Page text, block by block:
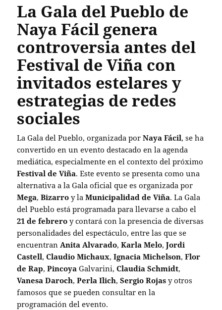
La Gala del Pueblo de
Naya Fácil genera
controversia antes del
Festival de Viña con
invitados estelares y
estrategias de redes
sociales
La Gala del Pueblo, organizada porNaya Fácil, se ha
convertido en un evento destacado en la agenda
mediática, especialmente en el contexto del próximo
Festival de Viña. Este evento se presenta como una
alternativa a la Gala oficial que es organizada por
Mega,Bizarro y laMunicipalidad de Viña. La Gala
del Pueblo está programada para llevarse a cabo el
21 de febrero y contará con la presencia de diversas
personalidades del espectáculo, entre las que se
encuentranAnita Alvarado,Karla Melo,Jordi
Castell,Claudio Michaux,Ignacia Michelson,Flor
de Rap,Pincoya Galvarini,Claudia Schmidt,
Vanesa Daroch,Perla Ilich,Sergio Rojas y otros
famosos que se pueden consultar en la
programación del evento.